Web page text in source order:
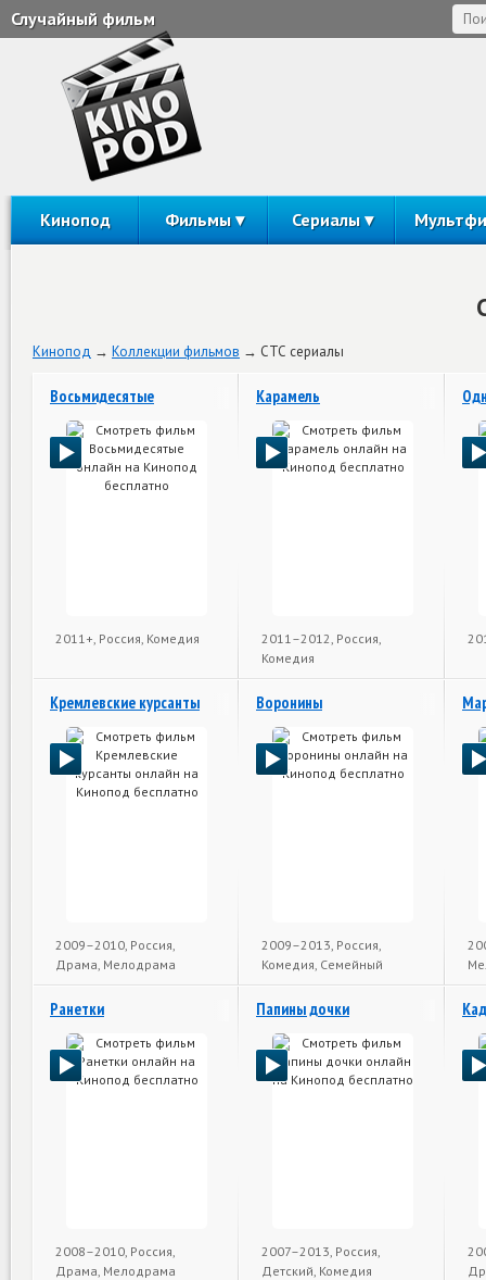
Случайный фильм
Кинопод Фильмы Сериалы
Кинопод Коллекции фильмов СТС сериалы
Восьмидесятые
2011+, Россия, Комедия
Карамель
2011–2012, Россия,
Комедия
Кремлевские курсанты
2009–2010, Россия,
Драма, Мелодрама
Воронины
2009–2013, Россия,
Комедия, Семейный
Ранетки
2008–2010, Россия,
Драма, Мелодрама
Папины дочки
2007–2013, Россия,
Детский, Комедия